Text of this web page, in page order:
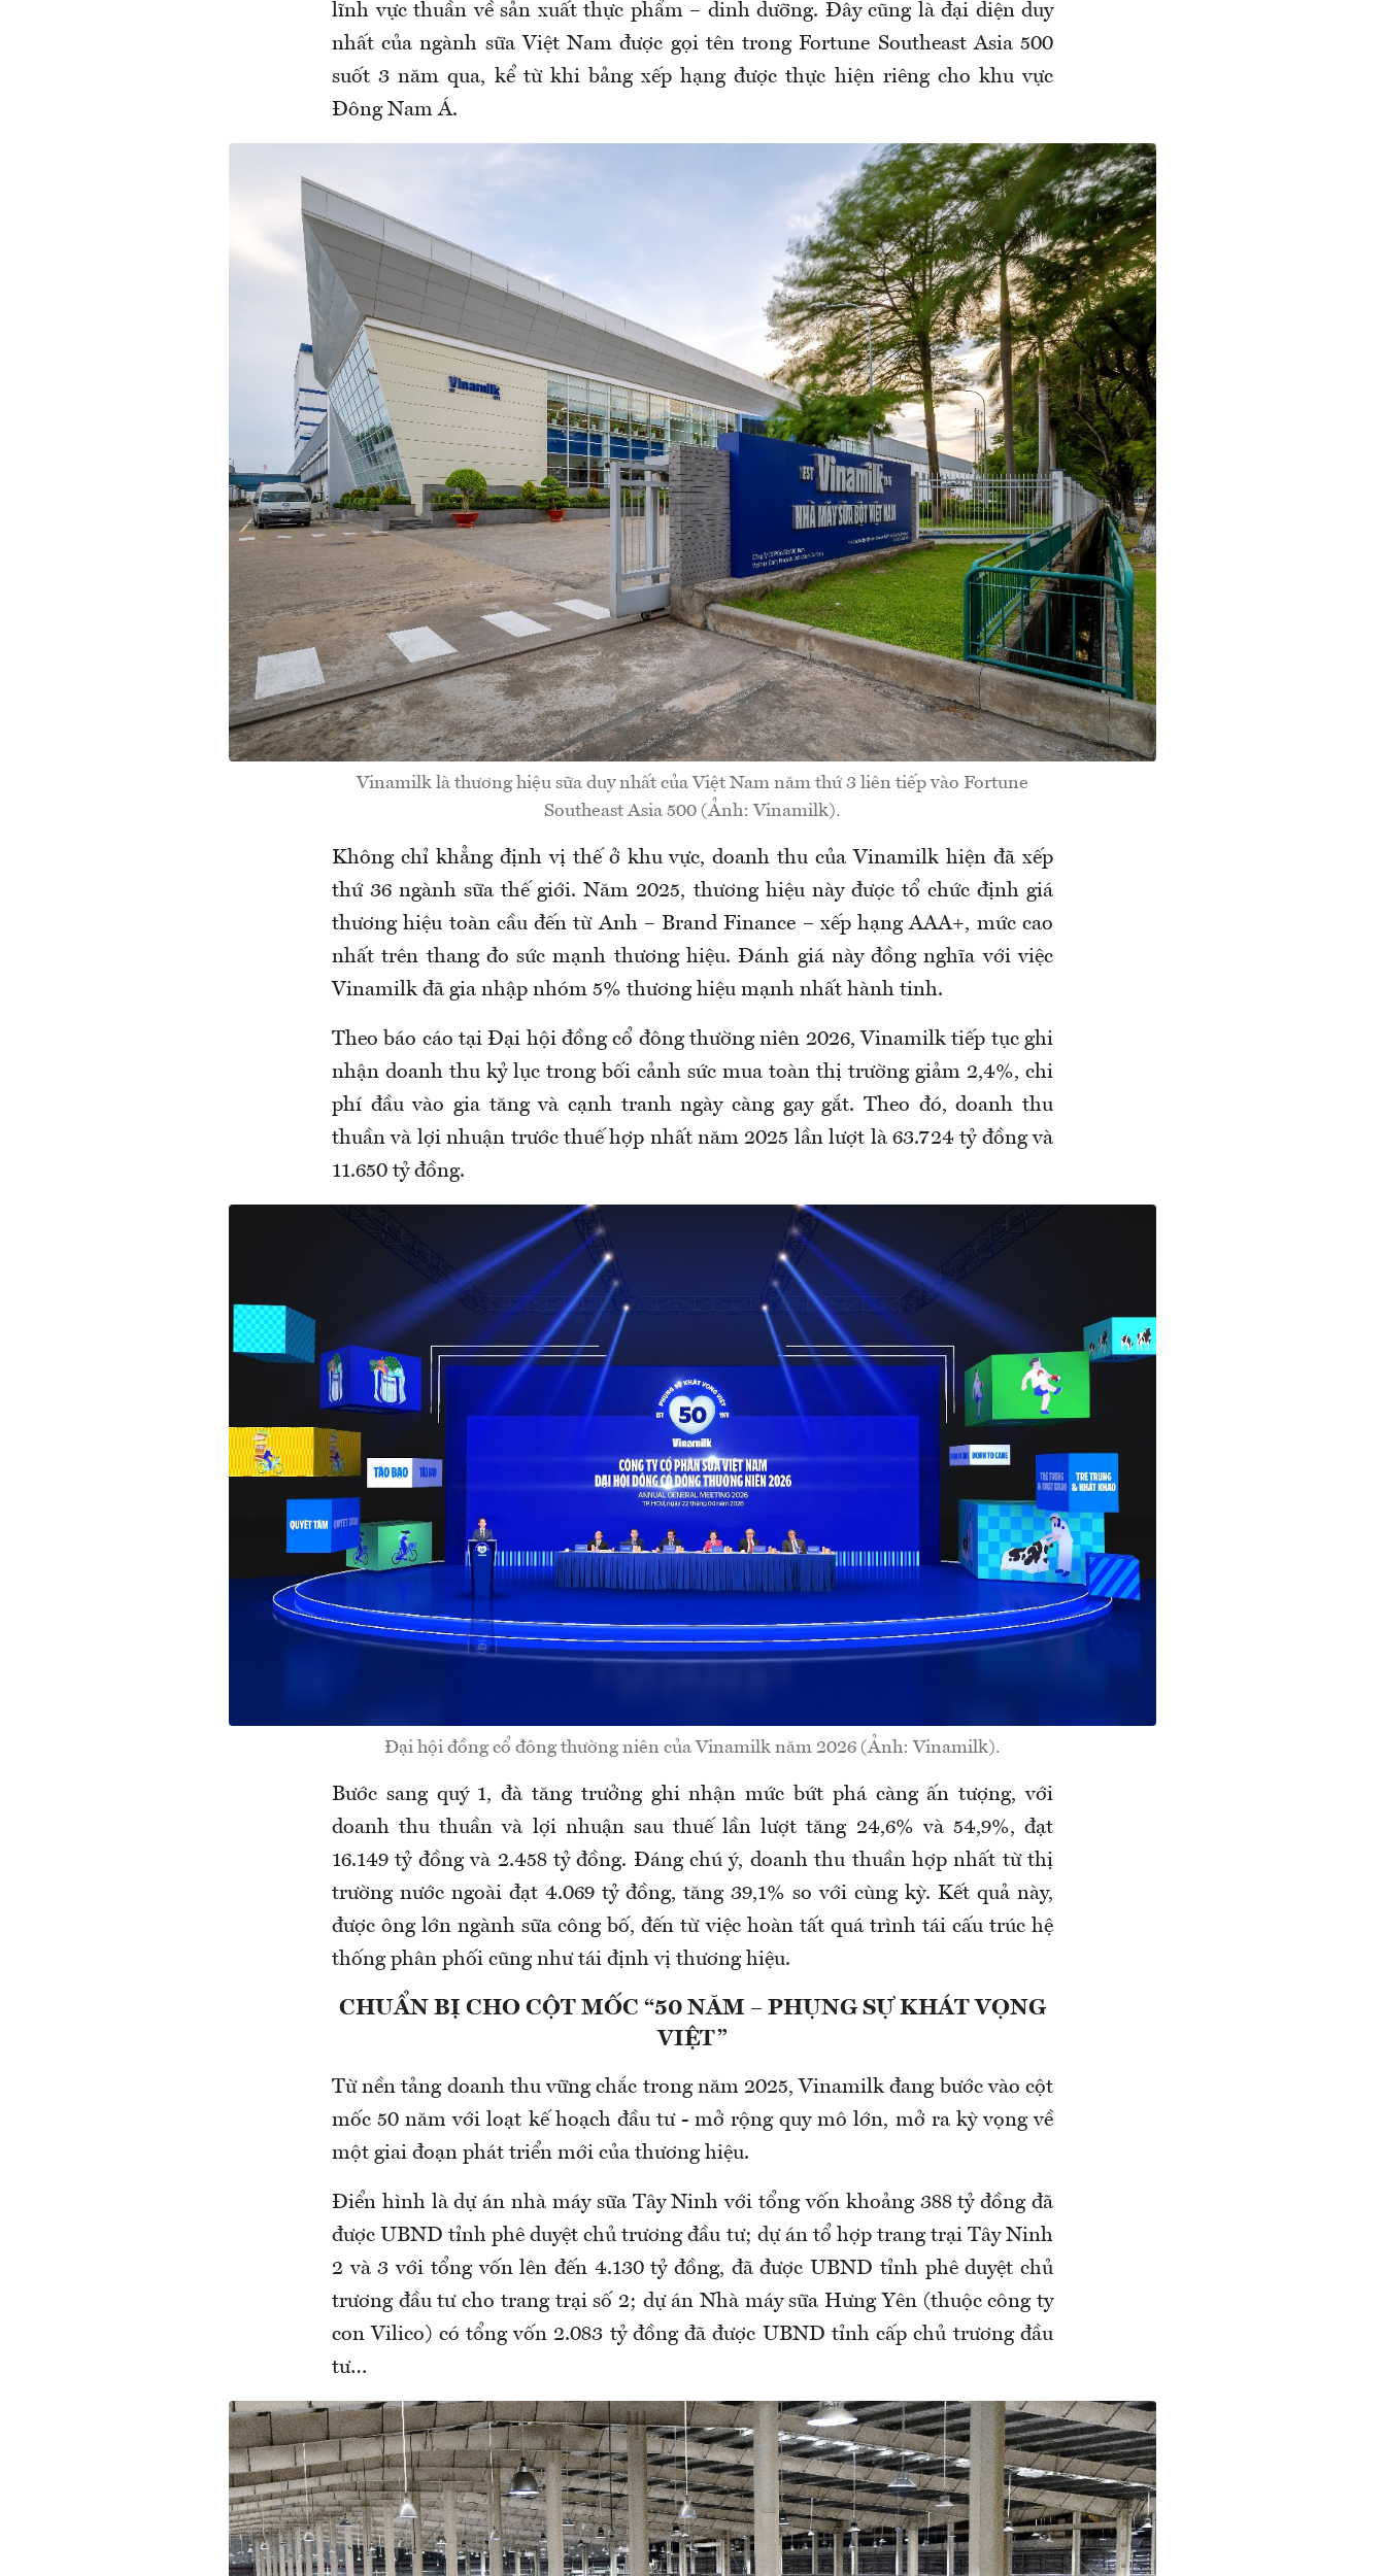
lĩnh vực thuần về sản xuất thực phẩm – dinh dưỡng. Đây cũng là đại diện duy
nhất của ngành sữa Việt Nam được gọi tên trong Fortune Southeast Asia 500
suốt 3 năm qua, kể từ khi bảng xếp hạng được thực hiện riêng cho khu vực
Đông Nam Á.
Vinamilk là thương hiệu sữa duy nhất của Việt Nam năm thứ 3 liên tiếp vào Fortune
Southeast Asia 500 (Ảnh: Vinamilk).
Không chỉ khẳng định vị thế ở khu vực, doanh thu của Vinamilk hiện đã xếp
thứ 36 ngành sữa thế giới. Năm 2025, thương hiệu này được tổ chức định giá
thương hiệu toàn cầu đến từ Anh – Brand Finance – xếp hạng AAA+, mức cao
nhất trên thang đo sức mạnh thương hiệu. Đánh giá này đồng nghĩa với việc
Vinamilk đã gia nhập nhóm 5% thương hiệu mạnh nhất hành tinh.
Theo báo cáo tại Đại hội đồng cổ đông thường niên 2026, Vinamilk tiếp tục ghi
nhận doanh thu kỷ lục trong bối cảnh sức mua toàn thị trường giảm 2,4%, chi
phí đầu vào gia tăng và cạnh tranh ngày càng gay gắt. Theo đó, doanh thu
thuần và lợi nhuận trước thuế hợp nhất năm 2025 lần lượt là 63.724 tỷ đồng và
11.650 tỷ đồng.
Đại hội đồng cổ đông thường niên của Vinamilk năm 2026 (Ảnh: Vinamilk).
Bước sang quý 1, đà tăng trưởng ghi nhận mức bứt phá càng ấn tượng, với
doanh thu thuần và lợi nhuận sau thuế lần lượt tăng 24,6% và 54,9%, đạt
16.149 tỷ đồng và 2.458 tỷ đồng. Đáng chú ý, doanh thu thuần hợp nhất từ thị
trường nước ngoài đạt 4.069 tỷ đồng, tăng 39,1% so với cùng kỳ. Kết quả này,
được ông lớn ngành sữa công bố, đến từ việc hoàn tất quá trình tái cấu trúc hệ
thống phân phối cũng như tái định vị thương hiệu.
CHUẨN BỊ CHO CỘT MỐC “50 NĂM – PHỤNG SỰ KHÁT VỌNG
VIỆT”
Từ nền tảng doanh thu vững chắc trong năm 2025, Vinamilk đang bước vào cột
mốc 50 năm với loạt kế hoạch đầu tư - mở rộng quy mô lớn, mở ra kỳ vọng về
một giai đoạn phát triển mới của thương hiệu.
Điển hình là dự án nhà máy sữa Tây Ninh với tổng vốn khoảng 388 tỷ đồng đã
được UBND tỉnh phê duyệt chủ trương đầu tư; dự án tổ hợp trang trại Tây Ninh
2 và 3 với tổng vốn lên đến 4.130 tỷ đồng, đã được UBND tỉnh phê duyệt chủ
trương đầu tư cho trang trại số 2; dự án Nhà máy sữa Hưng Yên (thuộc công ty
con Vilico) có tổng vốn 2.083 tỷ đồng đã được UBND tỉnh cấp chủ trương đầu
tư…